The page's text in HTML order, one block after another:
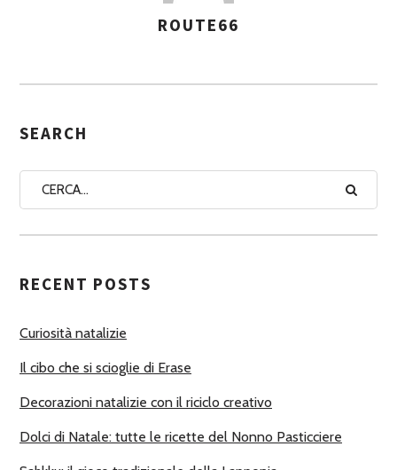
S
G
A
U
O
I
ROUTE66
SEARCH
RECENT POSTS
Curiosità natalizie
Il cibo che si scioglie di Erase
Decorazioni natalizie con il riciclo creativo
Dolci di Natale: tutte le ricette del Nonno Pasticciere